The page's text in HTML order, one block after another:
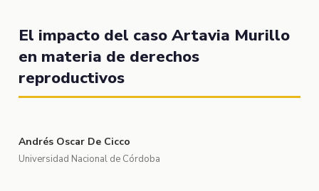
El impacto del caso Artavia Murillo
en materia de derechos
reproductivos
Andrés Oscar De Cicco
Universidad Nacional de Córdoba